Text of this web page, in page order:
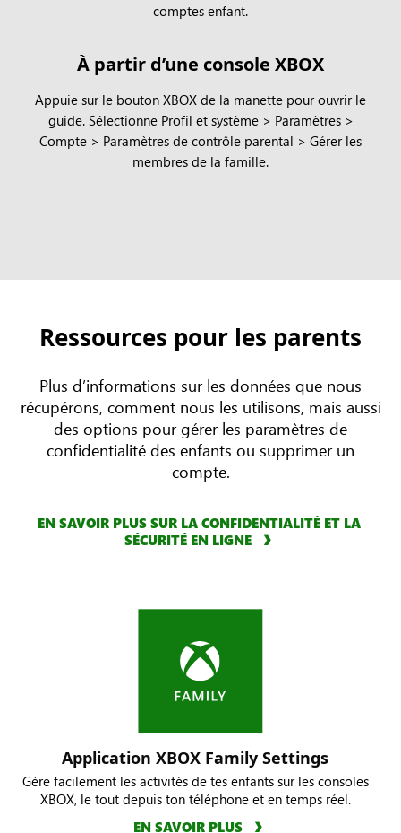
comptes enfant.
À partir d’une console XBOX
Appuie sur le bouton XBOX de la manette pour ouvrir le
guide. Sélectionne Profil et système > Paramètres >
Compte > Paramètres de contrôle parental > Gérer les
membres de la famille.
Ressources pour les parents
Plus d’informations sur les données que nous
récupérons, comment nous les utilisons, mais aussi
des options pour gérer les paramètres de
confidentialité des enfants ou supprimer un
compte.
EN SAVOIR PLUS SUR LA CONFIDENTIALITÉ ET LA
SÉCURITÉ EN LIGNE
Application XBOX Family Settings
Gère facilement les activités de tes enfants sur les consoles
XBOX, le tout depuis ton téléphone et en temps réel.
EN SAVOIR PLUS